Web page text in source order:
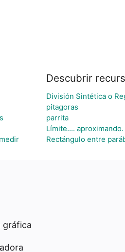
Descubrir
División Sintética o
pitagoras
parrita
Límite.... aproximando.
Rectángulo entre
gráfica